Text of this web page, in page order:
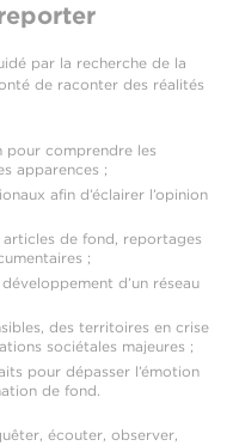
par la recherche de la
de raconter des réalités
pour comprendre les
apparences ;
afin d’éclairer l’opinion
de fond, reportages
;
d’un réseau
des territoires en crise
sociétales majeures ;
pour dépasser l’émotion
de fond.
écouter, observer,